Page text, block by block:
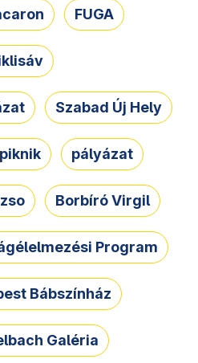
FUGA
Szabad Új Hely
pályázat
Borbíró Virgil
Program
Bábszínház
Galéria